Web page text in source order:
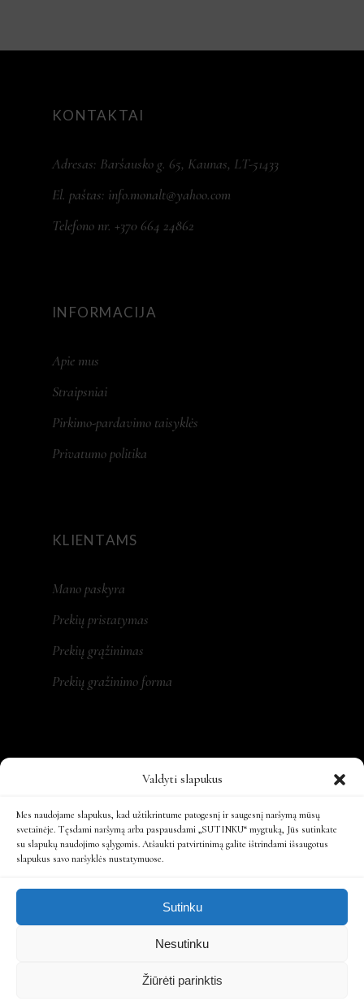
Valdyti slapukus
Mes naudojame slapukus, kad užtikrintume patogesnį ir saugesnį naršymą mūsų
svetainėje. Tęsdami naršymą arba paspausdami „SUTINKU“ mygtuką, Jūs sutinkate
su slapukų naudojimo sąlygomis. Atšaukti patvirtinimą galite ištrindami išsaugotus
slapukus savo naršyklės nustatymuose.
Sutinku
Nesutinku
Žiūrėti parinktis
KONTAKTAI
Adresas: Baršausko g. 65, Kaunas, LT-51433
El. paštas: info.monalt@yahoo.com
Telefono nr. +370 664 24862
INFORMACIJA
Apie mus
Straipsniai
Pirkimo-pardavimo taisyklės
Privatumo politika
KLIENTAMS
Mano paskyra
Prekių pristatymas
Prekių grąžinimas
Prekių gražinimo forma
MONA LT, MB
Įm. kodas: 305479931